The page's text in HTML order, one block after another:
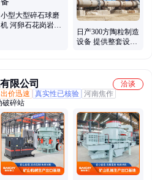
小型大型碎石球磨
机 河卵石花岗岩制
日产300方陶粒制造
设备 提供整套设备
限公司
洽谈
出价迅速 真实性已核验 河南焦作
破碎站